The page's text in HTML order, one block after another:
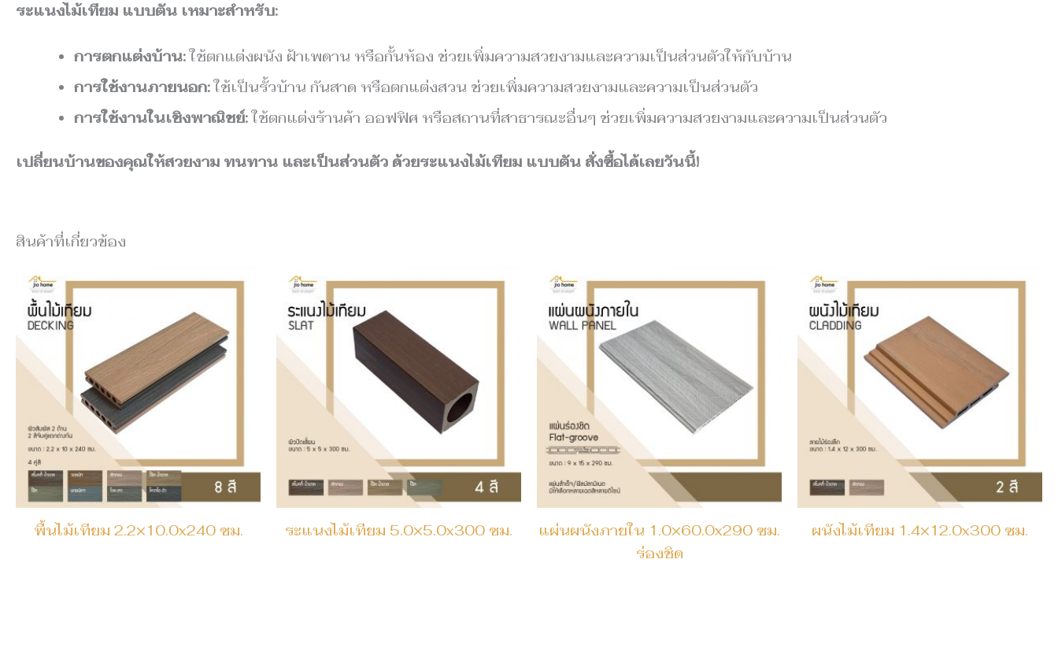
ระแนงไม้เทียม แบบตัน เหมาะสำหรับ:
การตกแต่งบ้าน:ใช้ตกแต่งผนัง ฝ้าเพดาน หรือกั้นห้อง ช่วยเพิ่มความสวยงามและความเป็นส่วนตัวให้กับบ้าน
การใช้งานภายนอก:ใช้เป็นรั้วบ้าน กันสาด หรือตกแต่งสวน ช่วยเพิ่มความสวยงามและความเป็นส่วนตัว
การใช้งานในเชิงพาณิชย์:ใช้ตกแต่งร้านค้า ออฟฟิศ หรือสถานที่สาธารณะอื่นๆ ช่วยเพิ่มความสวยงามและความเป็นส่วนตัว
เปลี่ยนบ้านของคุณให้สวยงาม ทนทาน และเป็นส่วนตัว ด้วยระแนงไม้เทียม แบบตัน สั่งซื้อได้เลยวันนี้!
สินค้าที่เกี่ยวข้อง
พื้นไม้เทียม 2.2×10.0x240 ซม. ระแนงไม้เทียม 5.0×5.0x300 ซม.
แผ่นผนังภายใน 1.0×60.0x290 ซม.
ร่องชิด
ผนังไม้เทียม 1.4×12.0x300 ซม.